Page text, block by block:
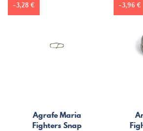
Agrafe Maria
Fighters Snap
-3,28 € -3,96 €